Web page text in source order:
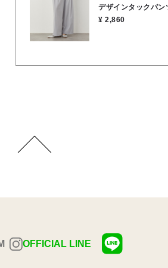
デザインタックパン
¥ 2,860
OFFICIAL LINE